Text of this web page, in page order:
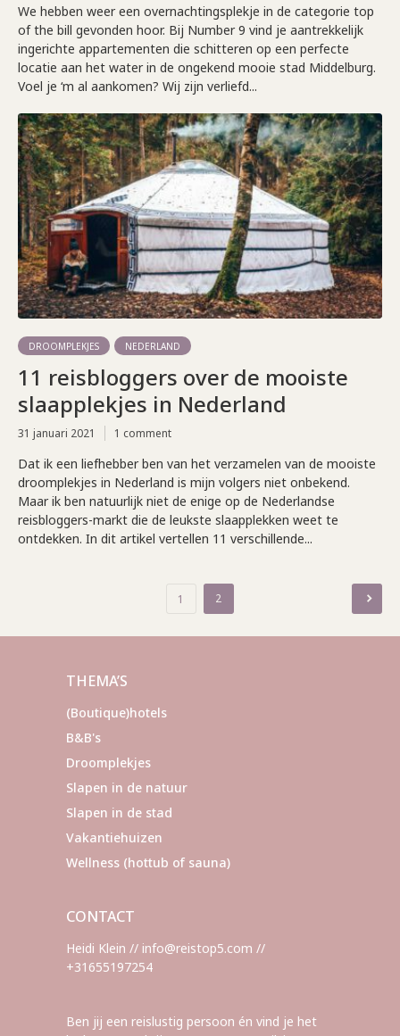
We hebben weer een overnachtingsplekje in de categorie top
of the bill gevonden hoor. Bij Number 9 vind je aantrekkelijk
ingerichte appartementen die schitteren op een perfecte
locatie aan het water in de ongekend mooie stad Middelburg.
Voel je ‘m al aankomen? Wij zijn verliefd...
DROOMPLEKJES NEDERLAND
11 reisbloggers over de mooiste
slaapplekjes in Nederland
31 januari 2021 1 comment
Dat ik een liefhebber ben van het verzamelen van de mooiste
droomplekjes in Nederland is mijn volgers niet onbekend.
Maar ik ben natuurlijk niet de enige op de Nederlandse
reisbloggers-markt die de leukste slaapplekken weet te
ontdekken. In dit artikel vertellen 11 verschillende...
paginering
1 2
THEMA’S
(Boutique)hotels
B&B's
Droomplekjes
Slapen in de natuur
Slapen in de stad
Vakantiehuizen
Wellness (hottub of sauna)
CONTACT
Heidi Klein // info@reistop5.com //
+31655197254
Ben jij een reislustig persoon én vind je het